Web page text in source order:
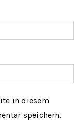
in diesem
speichern.